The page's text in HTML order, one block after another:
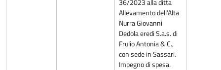
36/2023 alla ditta
Allevamento dell’Alta
Nurra Giovanni
Dedola eredi S.a.s. di
Frulio Antonia & C.,
con sede in Sassari.
Impegno di spesa.